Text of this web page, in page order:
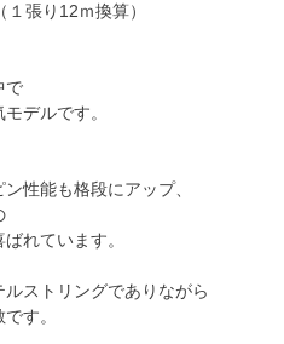
張り12ｍ換算）
で
デルです。
性能も格段にアップ、
れています。
ストリングでありながら
す。